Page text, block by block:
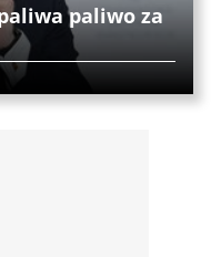
paliwo za